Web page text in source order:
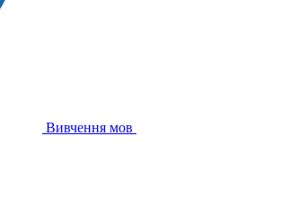
Вивчення мов